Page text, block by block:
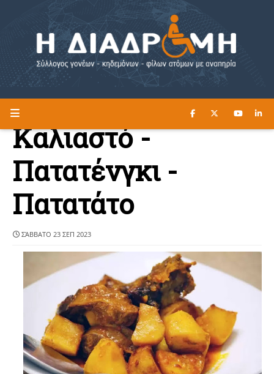
Η ΔΙΑΔΡΟΜΗ ΔΙΑΒΑΣΤΕ ΕΔΩ ►
Καλιαστό -
Πατατένγκι -
Πατατάτο
ΣΆΒΒΑΤΟ 23 ΣΕΠ 2023